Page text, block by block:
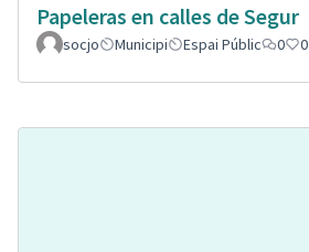
Papeleras en calles de Segur
socjo
Municipi Espai Públic 0 0